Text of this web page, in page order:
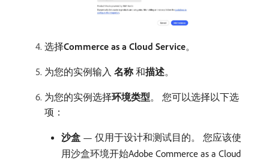
选择​Commerce as a Cloud Service。
为您的实例输入​ 名称​和​描述。
为您的实例选择​环境类型。 您可以选择以下选
项：
沙盒 — 仅用于设计和测试目的。 您应该使
用沙盒环境开始Adobe Commerce as a Cloud